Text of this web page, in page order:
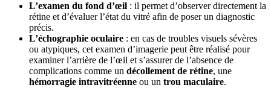
L’examen du fond d’œil : il permet d’observer directement la
rétine et d’évaluer l’état du vitré afin de poser un diagnostic
précis.
L’échographie oculaire : en cas de troubles visuels sévères
ou atypiques, cet examen d’imagerie peut être réalisé pour
examiner l’arrière de l’œil et s’assurer de l’absence de
complications comme un décollement de rétine, une
hémorragie intravitréenne ou un trou maculaire.